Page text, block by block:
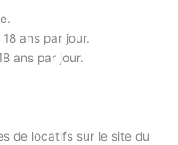
ans par jour.
ans par jour.
de locatifs sur le site du